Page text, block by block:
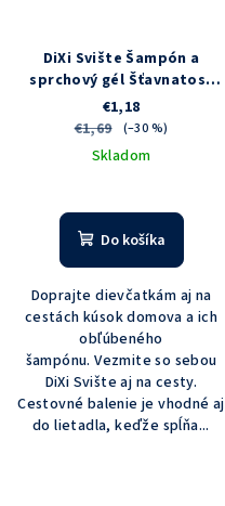
DiXi Svište Šampón a
sprchový gél Šťavnatosť
jahôdok a malín 100 ml
€1,18
€1,69
(–30 %)
Skladom
Do košíka
Doprajte dievčatkám aj na
cestách kúsok domova a ich
obľúbeného
šampónu. Vezmite so sebou
DiXi Svište aj na cesty.
Cestovné balenie je vhodné aj
do lietadla, keďže spĺňa...